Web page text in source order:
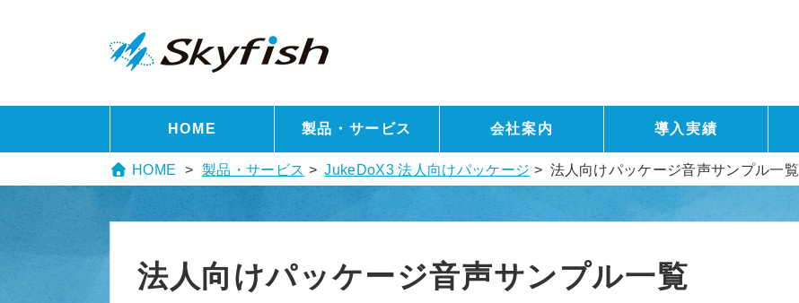
HOME 製品・サービス 会社案内 導入実績
HOME 製品・サービス >JukeDoX3 法人向けパッケージ > 法人向けパッケージ音声サンプル一覧
法人向けパッケージ音声サンプル一覧